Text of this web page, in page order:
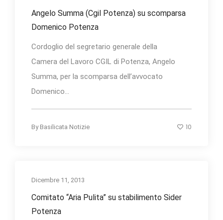
Angelo Summa (Cgil Potenza) su scomparsa
Domenico Potenza
Cordoglio del segretario generale della
Camera del Lavoro CGIL di Potenza, Angelo
Summa, per la scomparsa dell’avvocato
Domenico...
By Basilicata Notizie 10
Dicembre 11, 2013
Comitato “Aria Pulita” su stabilimento Sider
Potenza